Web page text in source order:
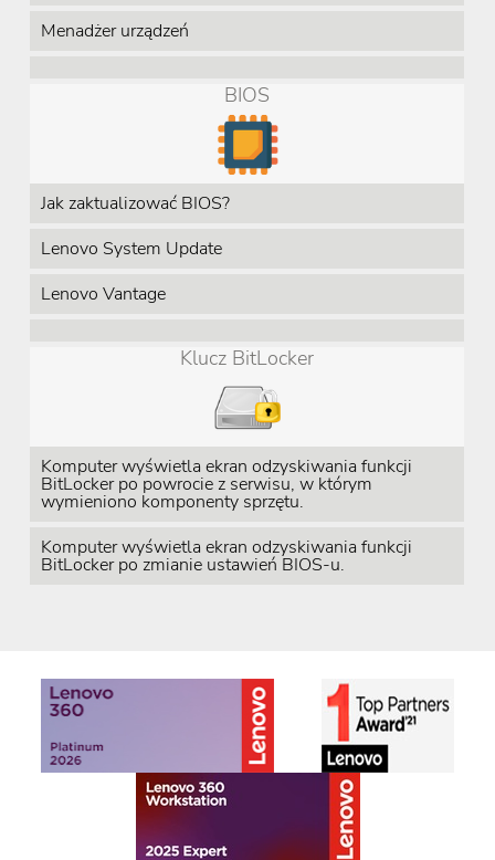
Menadżer urządzeń
BIOS
Jak zaktualizować BIOS?
Lenovo System Update
Lenovo Vantage
Klucz BitLocker
Komputer wyświetla ekran odzyskiwania funkcji
BitLocker po powrocie z serwisu, w którym
wymieniono komponenty sprzętu.
Komputer wyświetla ekran odzyskiwania funkcji
BitLocker po zmianie ustawień BIOS-u.